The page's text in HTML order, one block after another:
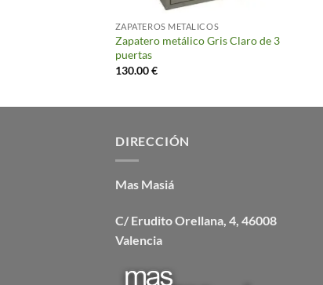
ZAPATEROS METALICOS
Zapatero metálico Gris Claro de 3
puertas
130.00€
DIRECCIÓN
Mas Masiá
C/ Erudito Orellana, 4, 46008
Valencia